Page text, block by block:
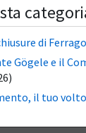
di
Gögele e il
il tuo